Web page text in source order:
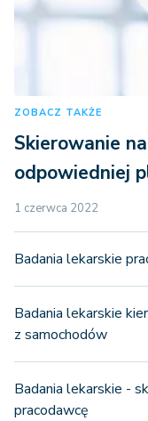
ZOBACZ TAKŻE
Skierowanie
odpowiedniej
1 czerwca 2022
Badania lekarskie
Badania lekarskie
z samochodów
Badania lekarskie -
pracodawcę